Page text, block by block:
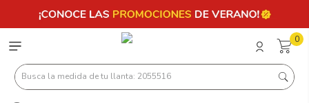
0
Busca la medida de tu llanta: 2055516